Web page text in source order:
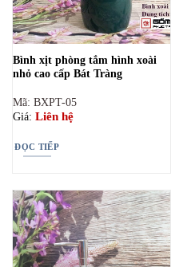
Bình xịt phòng tắm hình xoài
nhỏ cao cấp Bát Tràng
Mã: BXPT-05
Giá: Liên hệ
ĐỌC TIẾP